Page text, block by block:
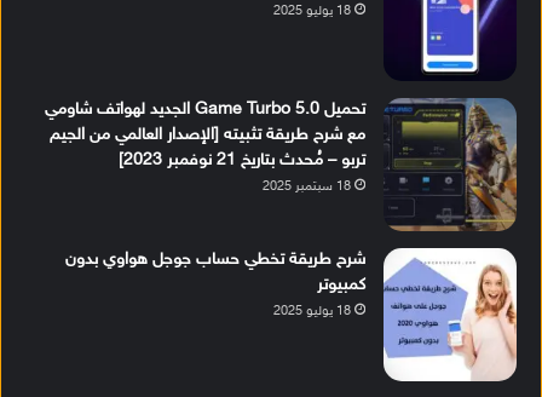
18 يوليو 2025
تحميل Game Turbo 5.0 الجديد لهواتف شاومي
مع شرح طريقة تثبيته [الإصدار العالمي من الجيم
تربو – مُحدث بتاريخ 21 نوفمبر 2023]
18 سبتمبر 2025
شرح طريقة تخطي حساب جوجل هواوي بدون
كمبيوتر
18 يوليو 2025